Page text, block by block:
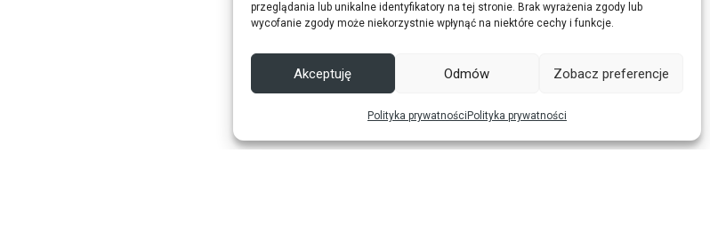
przeglądania lub unikalne identyfikatory na tej stronie. Brak wyrażenia zgody lub
wycofanie zgody może niekorzystnie wpłynąć na niektóre cechy i funkcje.
Akceptuję Odmów Zobacz preferencje
Polityka prywatności Polityka prywatności